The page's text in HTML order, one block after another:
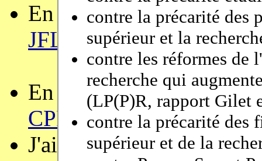
En 2024, je suis
JFLA
En 2023, j'étais membre
CPP etITP.
J'ai coordonné de 2017